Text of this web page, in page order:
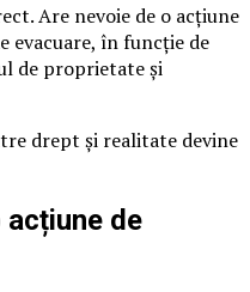
Are nevoie de o acțiune
evacuare, în funcție de
de proprietate și
drept și realitate devine
de